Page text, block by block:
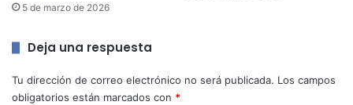
5 de marzo de 2026
Deja una respuesta
Tu dirección de correo electrónico no será publicada. Los campos
obligatorios están marcados con *